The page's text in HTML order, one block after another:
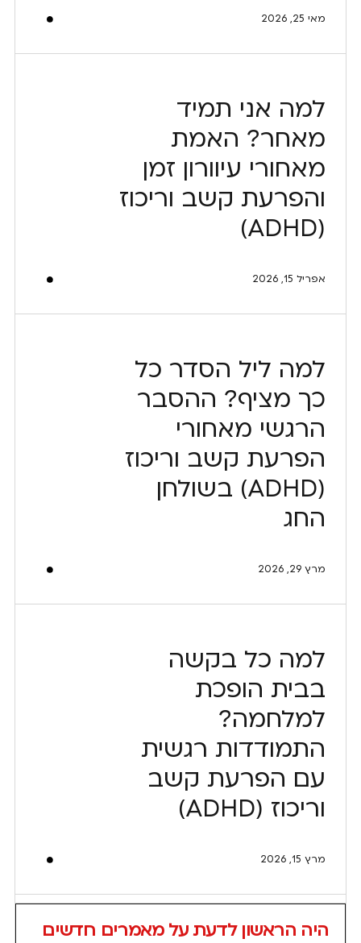
מאי 25, 2026
למה אני תמיד
מאחר? האמת
מאחורי עיוורון זמן
והפרעת קשב וריכוז
(ADHD)
אפריל 15, 2026
למה ליל הסדר כל
כך מציף? ההסבר
הרגשי מאחורי
הפרעת קשב וריכוז
(ADHD) בשולחן
החג
מרץ 29, 2026
למה כל בקשה
בבית הופכת
למלחמה?
התמודדות רגשית
עם הפרעת קשב
וריכוז (ADHD)
מרץ 15, 2026
היה הראשון לדעת על מאמרים חדשים